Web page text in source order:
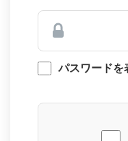
パスワードを